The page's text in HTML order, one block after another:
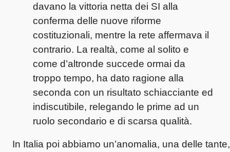
davano la vittoria netta dei SI alla
conferma delle nuove riforme
costituzionali, mentre la rete affermava il
contrario. La realtà, come al solito e
come d’altronde succede ormai da
troppo tempo, ha dato ragione alla
seconda con un risultato schiacciante ed
indiscutibile, relegando le prime ad un
ruolo secondario e di scarsa qualità.
In Italia poi abbiamo un’anomalia, una delle tante,